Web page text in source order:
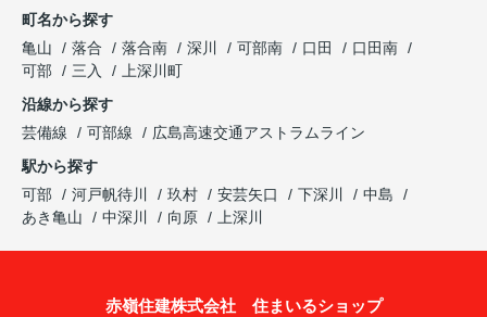
町名から探す
亀山
落合 落合南 深川 可部南 口田
口田南
可部
三入
上深川町
沿線から探す
芸備線
可部線
広島高速交通アストラムライン
駅から探す
可部
河戸帆待川 玖村 安芸矢口 下深川
中島
あき亀山
中深川 向原 上深川
赤嶺住建株式会社 住まいるショップ